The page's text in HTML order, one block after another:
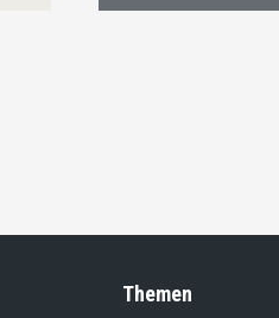
Themen